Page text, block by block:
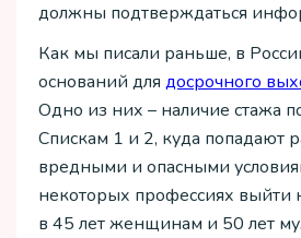
должны подтверждаться
Как мы писали раньше, в
оснований для досрочного
Одно из них – наличие стажа
Спискам 1 и 2, куда попадают
вредными и опасными
некоторых профессиях
в 45 лет женщинам и 50 лет